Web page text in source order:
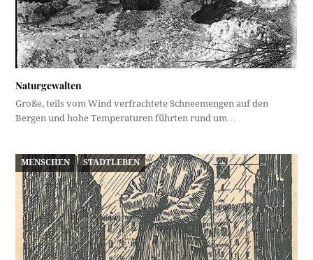
Naturgewalten
Große, teils vom Wind verfrachtete Schneemengen auf den
Bergen und hohe Temperaturen führten rund um…
MENSCHEN STADTLEBEN